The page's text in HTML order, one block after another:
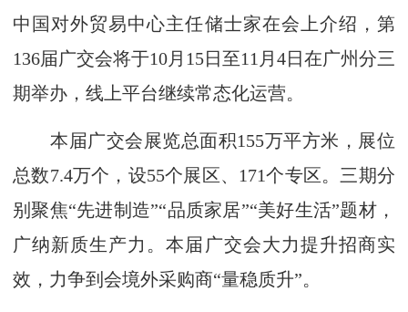
中国对外贸易中心主任储士家在会上介绍，第
136届广交会将于10月15日至11月4日在广州分三
期举办，线上平台继续常态化运营。
本届广交会展览总面积155万平方米，展位
总数7.4万个，设55个展区、171个专区。三期分
别聚焦“先进制造”“品质家居”“美好生活”题材，
广纳新质生产力。本届广交会大力提升招商实
效，力争到会境外采购商“量稳质升”。